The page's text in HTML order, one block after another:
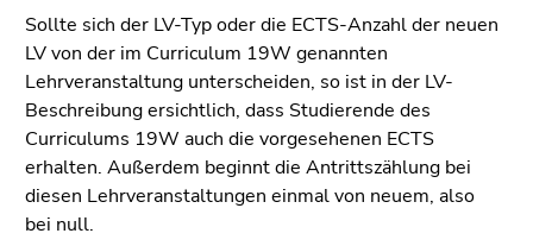
8)
Zur
Suche
(Zugriffstaste
Sollte sich der LV-Typ oder die ECTS-Anzahl der neuen
LV von der im Curriculum 19W genannten
Lehrveranstaltung unterscheiden, so ist in der LV-
Beschreibung ersichtlich, dass Studierende des
Curriculums 19W auch die vorgesehenen ECTS
erhalten. Außerdem beginnt die Antrittszählung bei
diesen Lehrveranstaltungen einmal von neuem, also
bei null.